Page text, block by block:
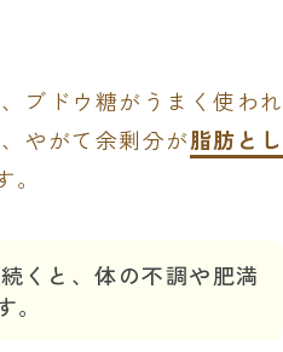
ブドウ糖がうまく使われ
やがて余剰分が脂肪とし
くと、体の不調や肥満